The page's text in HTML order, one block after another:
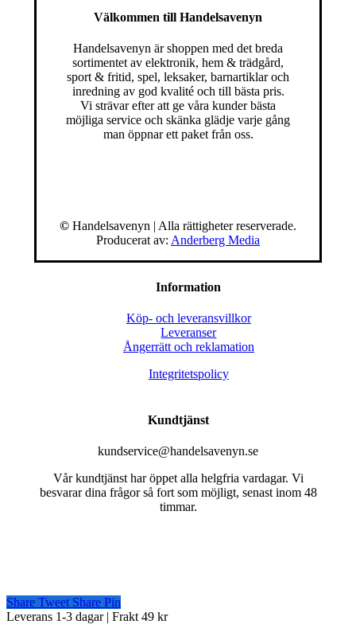
Välkommen till Handelsavenyn
Handelsavenyn är shoppen med det breda
sortimentet av elektronik, hem & trädgård,
sport & fritid, spel, leksaker, barnartiklar och
inredning av god kvalité och till bästa pris.
Vi strävar efter att ge våra kunder bästa
möjliga service och skänka glädje varje gång
man öppnar ett paket från oss.
© Handelsavenyn | Alla rättigheter reserverade.
Producerat av: Anderberg Media
Information
Köp- och leveransvillkor
Leveranser
Ångerrätt och reklamation
Integritetspolicy
Kundtjänst
kundservice@handelsavenyn.se
Vår kundtjänst har öppet alla helgfria vardagar. Vi
besvarar dina frågor så fort som möjligt, senast inom 48
timmar.
Share Tweet Share Pin
Close
Leverans 1-3 dagar | Frakt 49 kr